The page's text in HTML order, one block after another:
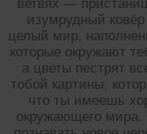
ветвях —
изумрудный
целый мир,
которые окружают
а цветы пестрят
тобой картины,
что ты имеешь
окружающего